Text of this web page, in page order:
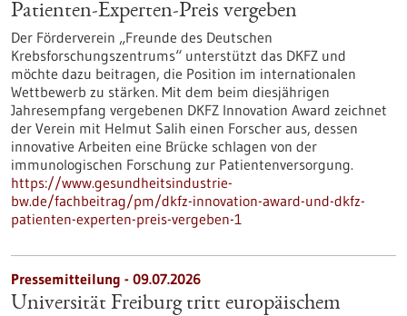
Patienten-Experten-Preis vergeben
Der Förderverein „Freunde des Deutschen
Krebsforschungszentrums“ unterstützt das DKFZ und
möchte dazu beitragen, die Position im internationalen
Wettbewerb zu stärken. Mit dem beim diesjährigen
Jahresempfang vergebenen DKFZ Innovation Award zeichnet
der Verein mit Helmut Salih einen Forscher aus, dessen
innovative Arbeiten eine Brücke schlagen von der
immunologischen Forschung zur Patientenversorgung.
https://www.gesundheitsindustrie-
bw.de/fachbeitrag/pm/dkfz-innovation-award-und-dkfz-
patienten-experten-preis-vergeben-1
Pressemitteilung - 09.07.2026
Universität Freiburg tritt europäischem